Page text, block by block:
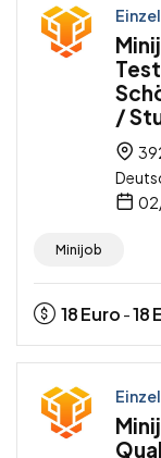
/
Minijob
18Euro -18